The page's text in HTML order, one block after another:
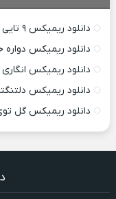
دانلود ریمیکس ۹ تایی علیرضا اسپید
دانلود ریمیکس
دانلود ریمیکس
دانلود ریمیکس
دانلود ریمیکس گل